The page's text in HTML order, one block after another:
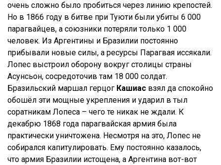
очень сложно было пробиться через линию крепостей.
Но в 1866 году в битве при Туюти были убиты 6 000
парагвайцев, а союзники потеряли только 1 000
человек. Из Аргентины и Бразилии постоянно
прибывали новые силы, а ресурсы Парагвая иссякали.
Лопес выстроил оборону вокруг столицы страны
Асунсьон, сосредоточив там 18 000 солдат.
Бразильский маршал герцог Кашиас взял да спокойно
обошёл эти мощные укрепления и ударил в тыл
соратникам Лопеса – чего те никак не ждали. К
декабрю 1868 года парагвайская армия была
практически уничтожена. Несмотря на это, Лопес не
собирался капитулировать. Ему постоянно казалось,
что армия Бразилии истощена, а Аргентина вот-вот